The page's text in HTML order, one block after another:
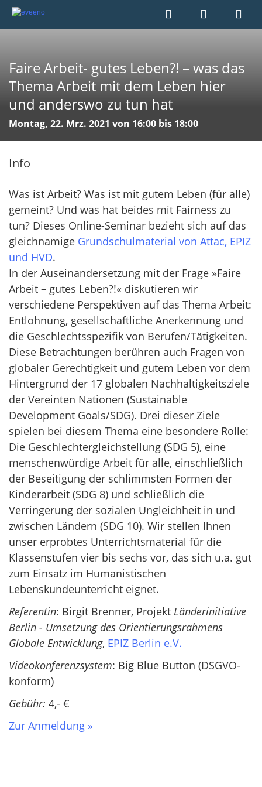
Faire Arbeit- gutes Leben?! – was das
Thema Arbeit mit dem Leben hier
und anderswo zu tun hat
Montag, 22. Mrz. 2021 von 16:00 bis 18:00
Info
Was ist Arbeit? Was ist mit gutem Leben (für alle)
gemeint? Und was hat beides mit Fairness zu
tun? Dieses Online-Seminar bezieht sich auf das
gleichnamige Grundschulmaterial von Attac, EPIZ
und HVD.
In der Auseinandersetzung mit der Frage »Faire
Arbeit – gutes Leben?!« diskutieren wir
verschiedene Perspektiven auf das Thema Arbeit:
Entlohnung, gesellschaftliche Anerkennung und
die Geschlechtsspezifik von Berufen/Tätigkeiten.
Diese Betrachtungen berühren auch Fragen von
globaler Gerechtigkeit und gutem Leben vor dem
Hintergrund der 17 globalen Nachhaltigkeitsziele
der Vereinten Nationen (Sustainable
Development Goals/SDG). Drei dieser Ziele
spielen bei diesem Thema eine besondere Rolle:
Die Geschlechtergleichstellung (SDG 5), eine
menschenwürdige Arbeit für alle, einschließlich
der Beseitigung der schlimmsten Formen der
Kinderarbeit (SDG 8) und schließlich die
Verringerung der sozialen Ungleichheit in und
zwischen Ländern (SDG 10). Wir stellen Ihnen
unser erprobtes Unterrichtsmaterial für die
Klassenstufen vier bis sechs vor, das sich u.a. gut
zum Einsatz im Humanistischen
Lebenskundeunterricht eignet.
Referentin: Birgit Brenner, Projekt Länderinitiative
Berlin - Umsetzung des Orientierungsrahmens
Globale Entwicklung, EPIZ Berlin e.V.
Videokonferenzsystem: Big Blue Button (DSGVO-
konform)
Gebühr: 4,- €
Zur Anmeldung »